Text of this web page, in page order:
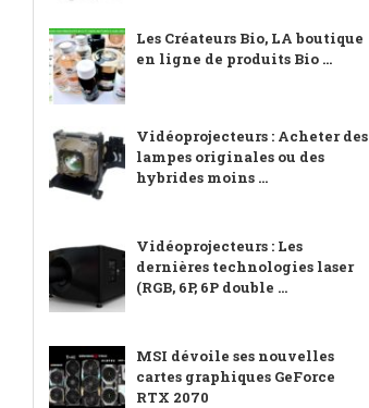
Les Créateurs Bio, LA boutique
en ligne de produits Bio ...
Vidéoprojecteurs : Acheter des
lampes originales ou des
hybrides moins ...
Vidéoprojecteurs : Les
dernières technologies laser
(RGB, 6P, 6P double ...
MSI dévoile ses nouvelles
cartes graphiques GeForce
RTX 2070